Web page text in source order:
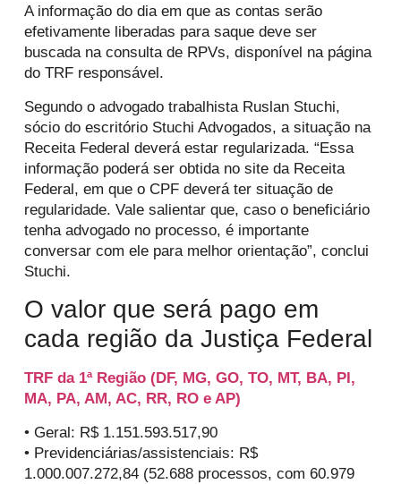
A informação do dia em que as contas serão
efetivamente liberadas para saque deve ser
buscada na consulta de RPVs, disponível na página
do TRF responsável.
Segundo o advogado trabalhista Ruslan Stuchi,
sócio do escritório Stuchi Advogados, a situação na
Receita Federal deverá estar regularizada. “Essa
informação poderá ser obtida no site da Receita
Federal, em que o CPF deverá ter situação de
regularidade. Vale salientar que, caso o beneficiário
tenha advogado no processo, é importante
conversar com ele para melhor orientação”, conclui
Stuchi.
O valor que será pago em
cada região da Justiça Federal
TRF da 1ª Região (DF, MG, GO, TO, MT, BA, PI,
MA, PA, AM, AC, RR, RO e AP)
• Geral: R$ 1.151.593.517,90
• Previdenciárias/assistenciais: R$
1.000.007.272,84 (52.688 processos, com 60.979